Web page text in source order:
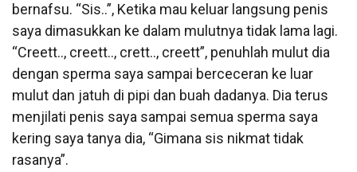
bernafsu. “Sis..”, Ketika mau keluar langsung penis
saya dimasukkan ke dalam mulutnya tidak lama lagi.
“Creett.., creett.., crett.., creett”, penuhlah mulut dia
dengan sperma saya sampai berceceran ke luar
mulut dan jatuh di pipi dan buah dadanya. Dia terus
menjilati penis saya sampai semua sperma saya
kering saya tanya dia, “Gimana sis nikmat tidak
rasanya”.